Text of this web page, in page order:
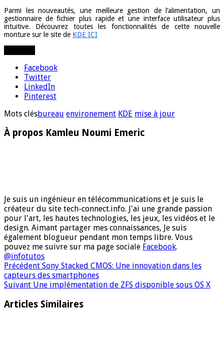
Parmi les nouveautés, une meilleure gestion de l’alimentation, un
gestionnaire de fichier plus rapide et une interface utilisateur plus
intuitive. Découvrez toutes les fonctionnalités de cette nouvelle
monture sur le site de KDE ICI
Facebook
Twitter
LinkedIn
Pinterest
Mots clésbureau environement KDE mise à jour
À propos Kamleu Noumi Emeric
Je suis un ingénieur en télécommunications et je suis le
créateur du site tech-connect.info. J'ai une grande passion
pour l'art, les hautes technologies, les jeux, les vidéos et le
design. Aimant partager mes connaissances, Je suis
également blogueur pendant mon temps libre. Vous
pouvez me suivre sur ma page sociale Facebook.
@infotutos
Précédent Sony Stacked CMOS: Une innovation dans les
capteurs des smartphones
Suivant Une implémentation de ZFS disponible sous OS X
Articles Similaires